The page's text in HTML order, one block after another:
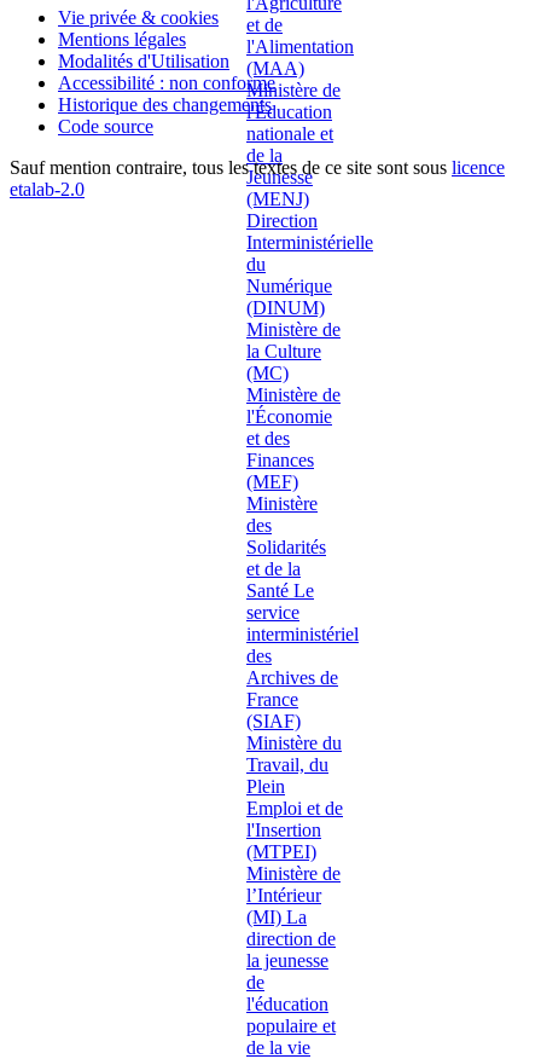
Vie privée & cookies
Mentions légales
Modalités d'Utilisation
Accessibilité : non conforme
Historique des changements
Code source
Sauf mention contraire, tous les textes de ce site sont sous licence
etalab-2.0